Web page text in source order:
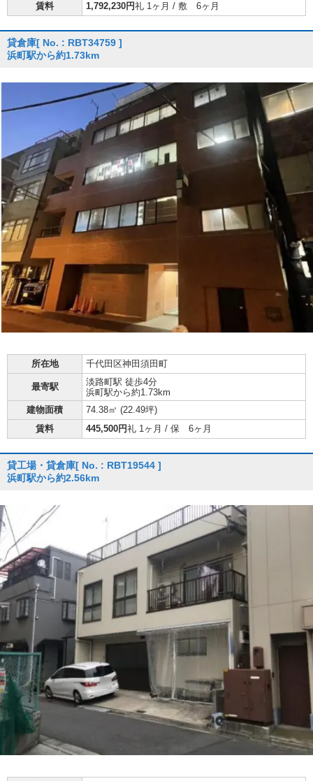
賃料
1,792,230円礼 1ヶ月 / 敷 6ヶ月
貸倉庫[ No. : RBT34759 ]
浜町駅から約1.73km
所在地 千代田区神田須田町
最寄駅
淡路町駅 徒歩4分
浜町駅から約1.73km
建物面積
74.38㎡ (22.49坪)
賃料
445,500円礼 1ヶ月 / 保 6ヶ月
貸工場・貸倉庫[ No. : RBT19544 ]
浜町駅から約2.56km